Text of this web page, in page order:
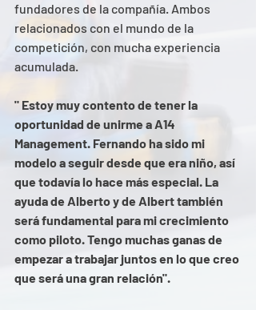
fundadores de la compañía. Ambos
relacionados con el mundo de la
competición, con mucha experiencia
acumulada.
" Estoy muy contento de tener la
oportunidad de unirme a A14
Management. Fernando ha sido mi
modelo a seguir desde que era niño, así
que todavía lo hace más especial. La
ayuda de Alberto y de Albert también
será fundamental para mi crecimiento
como piloto. Tengo muchas ganas de
empezar a trabajar juntos en lo que creo
que será una gran relación".